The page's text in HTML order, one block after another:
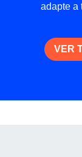
adapte a
VER